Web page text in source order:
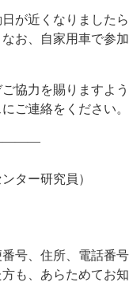
が近くなりました
お、自家用車で参
協力を賜りますよ
ご連絡をください。
ター研究員）
号、住所、電話番
も、あらためてお